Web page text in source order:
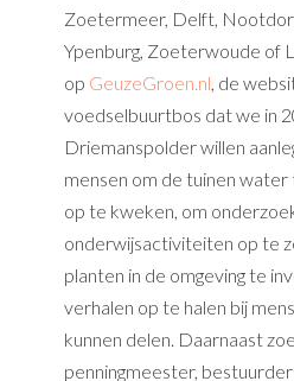
Zoetermeer, Delft,
Ypenburg, Zoeterwoude of
op GeuzeGroen.nl, de
voedselbuurtbos dat we in
Driemanspolder willen
mensen om de tuinen water
op te kweken, om
onderwijsactiviteiten op te
planten in de omgeving te
verhalen op te halen bij
kunnen delen. Daarnaast
penningmeester,